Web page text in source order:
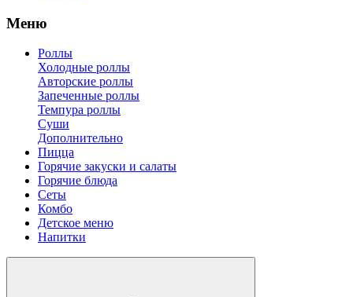
Меню
Роллы
Холодные роллы
Авторские роллы
Запеченные роллы
Темпура роллы
Суши
Дополнительно
Пицца
Горячие закуски и салаты
Горячие блюда
Сеты
Комбо
Детское меню
Напитки